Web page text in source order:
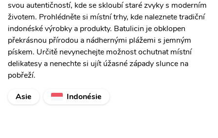
svou autentičností, kde se skloubí staré zvyky s moderním
životem. Prohlédněte si místní trhy, kde naleznete tradiční
indonéské výrobky a produkty. Batulicin je obklopen
překrásnou přírodou a nádhernými plážemi s jemným
pískem. Určitě nevynechejte možnost ochutnat místní
delikatesy a nenechte si ujít úžasné západy slunce na
pobřeží.
Asie
Indonésie